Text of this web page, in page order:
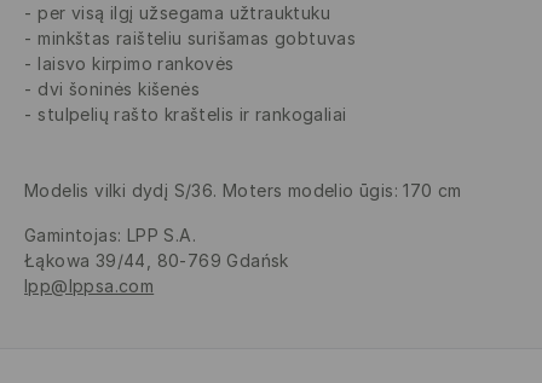
per visą ilgį užsegama užtrauktuku
minkštas raišteliu surišamas gobtuvas
laisvo kirpimo rankovės
dvi šoninės kišenės
stulpelių rašto kraštelis ir rankogaliai
Modelis vilki dydį S/36. Moters modelio ūgis: 170 cm
Gamintojas: LPP S.A.
Łąkowa 39/44, 80-769 Gdańsk
lpp@lppsa.com